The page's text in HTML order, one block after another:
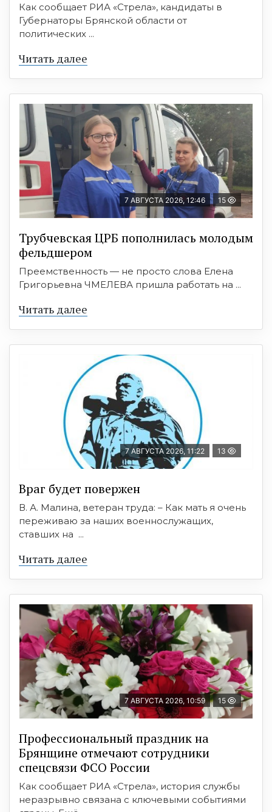
Как сообщает РИА «Стрела», кандидаты в
Губернаторы Брянской области от
политических ...
Читать далее
7 АВГУСТА 2026, 12:46 15
Трубчевская ЦРБ пополнилась молодым
фельдшером
Преемственность — не просто слова Елена
Григорьевна ЧМЕЛЕВА пришла работать на ...
Читать далее
7 АВГУСТА 2026, 11:22 13
Враг будет повержен
В. А. Малина, ветеран труда: – Как мать я очень
переживаю за наших военнослужащих,
ставших на ...
Читать далее
7 АВГУСТА 2026, 10:59 15
Профессиональный праздник на
Брянщине отмечают сотрудники
спецсвязи ФСО России
Как сообщает РИА «Стрела», история службы
неразрывно связана с ключевыми событиями